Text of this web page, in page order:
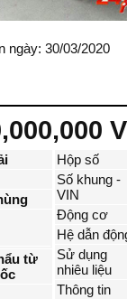
ngày: 30/03/2020
từ
Hộp số
Số khung -
VIN
Động cơ
Hệ dẫn
Sử dụng
nhiêu liệu
Thông tin